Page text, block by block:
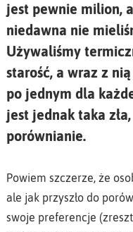
jest pewnie milion,
niedawna nie
Używaliśmy
starość, a wraz z
po jednym dla
jest jednak taka
porównianie.
Powiem szczerze, że
ale jak przyszło do
swoje preferencje